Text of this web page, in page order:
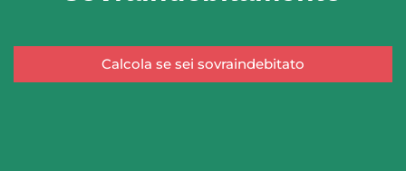
Calcola se sei sovraindebitato